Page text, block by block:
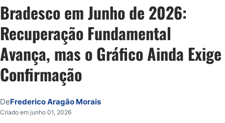
Bradesco em Junho de 2026:
Recuperação Fundamental
Avança, mas o Gráfico Ainda Exige
Confirmação
DeFrederico Aragão Morais
Criado em junho 01, 2026